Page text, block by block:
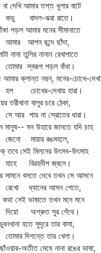
আমার তপ্ত ধুলার বাটে
ঝরা রাতে।
আমার মনের সীমানাতে
ছন্দে ছাঁদা,
তুলির নানান রেখাপাতে
পড়ল বাঁধা।
নয়ন, মনের-চোখে-দেখা
দেখায় হারা।
বালুর চরে ঠেকা,
স্রোতের ধারা।
মন উহারে জানতে যদি চাহ
রঙমহলে,
সেই মিলনের উৎসব-উৎসাহ
জ্বলে।
বসতে দেবে তখন সে আসনে
আসন পেতে,
ভাষাতে তখন মনে মনে
সুর গেঁথে।
হতে সুদূরে তার বাসা,
তার খেলা।
অতীত মেঘে নানা রঙের ভাষা,